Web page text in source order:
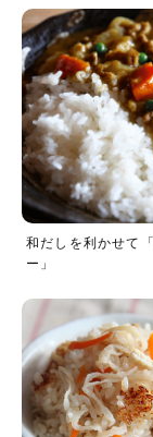
和だしを利かせて
ー」